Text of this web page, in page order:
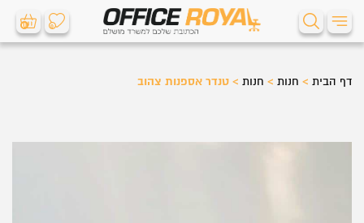
0 0
דף הבית > חנות > חנות > טנדר אספנות צהוב